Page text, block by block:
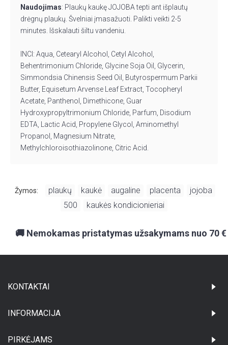
Naudojimas: Plaukų kaukę JOJOBA tepti ant išplautų
drėgnų plaukų. Švelniai įmasažuoti. Palikti veikti 2-5
minutes. Išskalauti šiltu vandeniu.
INCI: Aqua, Cetearyl Alcohol, Cetyl Alcohol,
Behentrimonium Chloride, Glycine Soja Oil, Glycerin,
Simmondsia Chinensis Seed Oil, Butyrospermum Parkii
Butter, Equisetum Arvense Leaf Extract, Tocopheryl
Acetate, Panthenol, Dimethicone, Guar
Hydroxypropyltrimonium Chloride, Parfum, Disodium
EDTA, Lactic Acid, Propylene Glycol, Aminomethyl
Propanol, Magnesium Nitrate,
Methylchloroisothiazolinone , Citric Acid.
Žymos: plaukų kaukė augaline placenta jojoba
500 kaukės kondicionieriai
🚚 Nemokamas pristatymas užsakymams nuo 70 €
KONTAKTAI
INFORMACIJA
PIRKĖJAMS